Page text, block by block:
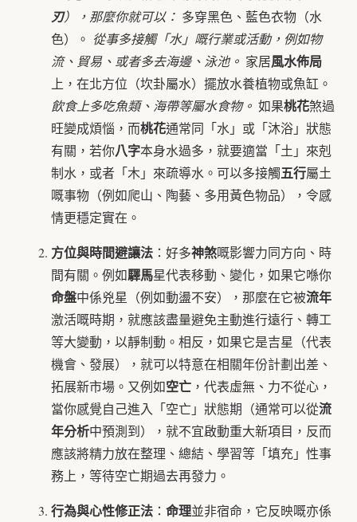
刃），那麼你就可以： 多穿黑色、藍色衣物（水
色）。 從事多接觸「水」嘅行業或活動，例如物
流、貿易、或者多去海邊、泳池。 家居風水佈局
上，在北方位（坎卦屬水）擺放水養植物或魚缸。
飲食上多吃魚類、海帶等屬水食物。 如果桃花煞過
旺變成煩惱，而桃花通常同「水」或「沐浴」狀態
有關，若你八字本身水過多，就要適當「土」來剋
制水，或者「木」來疏導水。可以多接觸五行屬土
嘅事物（例如爬山、陶藝、多用黃色物品），令感
情更穩定實在。
方位與時間避讓法 ：好多神煞嘅影響力同方向、時
間有關。例如驛馬星代表移動、變化，如果它喺你
命盤中係兇星（例如動盪不安），那麼在它被流年
激活嘅時期，就應該盡量避免主動進行遠行、轉工
等大變動，以靜制動。相反，如果它是吉星（代表
機會、發展），就可以特意在相關年份計劃出差、
拓展新市場。又例如空亡 ，代表虛無、力不從心，
當你感覺自己進入「空亡」狀態期（通常可以從流
年分析中預測到），就不宜啟動重大新項目，反而
應該將精力放在整理、總結、學習等「填充」性事
務上，等待空亡期過去再發力。
行為與心性修正法 ： 命理並非宿命，它反映嘅亦係